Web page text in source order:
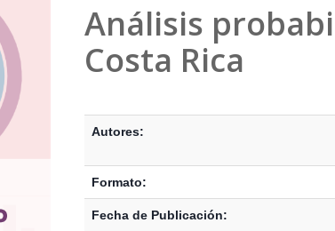
Análisis
Costa Rica
Autores:
Formato:
Fecha de Publicación: